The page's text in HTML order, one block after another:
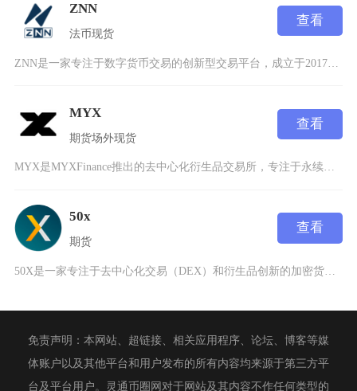
ZNN
法币现货
查看
ZNN是一家专注于数字货币交易的创新型交易平台，成立于2017年7月，注册地为香港，致力于
MYX
期货场外现货
查看
MYX是MYXFinance推出的去中心化衍生品交易所，专注于永续期货和衍生品交易，通过创
50x
期货
查看
50X是一家专注于去中心化交易（DEX）和衍生品创新的加密货币交易所，以高杠杆交易、低手续
免责声明：本网站、超链接、相关应用程序、论坛、博客等媒
体账户以及其他平台和用户发布的所有内容均来源于第三方平
台及平台用户。灵通币圈网对于网站及其内容不作任何类型的